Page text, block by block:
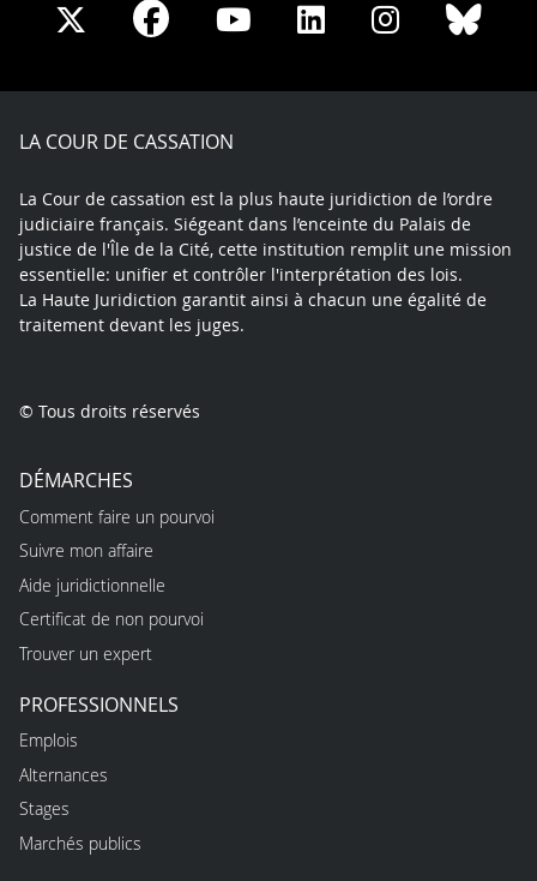
Share
X
Share
Facebook
Share
Youtube
Share
LinkedIn
Share
Instagram
LA COUR DE CASSATION
La Cour de cassation est la plus haute juridiction de l’ordre
judiciaire français. Siégeant dans l’enceinte du Palais de
justice de l'Île de la Cité, cette institution remplit une mission
essentielle: unifier et contrôler l'interprétation des lois.
La Haute Juridiction garantit ainsi à chacun une égalité de
traitement devant les juges.
© Tous droits réservés
DÉMARCHES
Comment faire un pourvoi
Suivre mon affaire
Aide juridictionnelle
Certificat de non pourvoi
Trouver un expert
PROFESSIONNELS
Emplois
Alternances
Stages
Marchés publics